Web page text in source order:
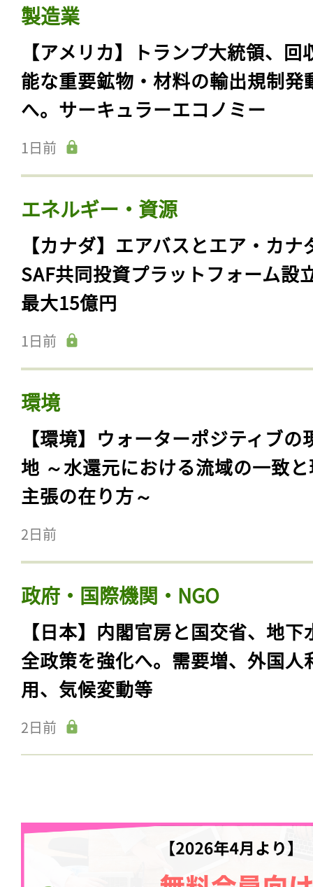
製造業
【アメリカ】トランプ大統領、回
能な重要鉱物・材料の輸出規制発
へ。サーキュラーエコノミー
1日前
エネルギー・資源
【カナダ】エアバスとエア・カナ
SAF共同投資プラットフォーム設
最大15億円
1日前
環境
【環境】ウォーターポジティブの
地 ～水還元における流域の一致
主張の在り方～
2日前
政府・国際機関・NGO
【日本】内閣官房と国交省、地下
全政策を強化へ。需要増、外国人
用、気候変動等
2日前
記事をお気に入りに
ログインが必
ログイン
会員登録